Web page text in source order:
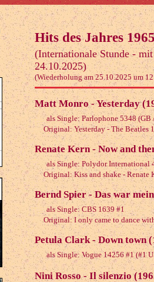
Hits des Jahres
(Internationale Stunde -
24.10.2025)
(Wiederholung am 25.10.2025 um
Matt Monro - Yesterday
als Single: Parlophone 5348 (GB
Original: Yesterday - The Beatles
Renate Kern - Now and
als Single: Polydor International
Original: Kiss and shake - Renate
Bernd Spier - Das war
als Single: CBS 1639 #1
Original: I only came to dance
Petula Clark - Down town
als Single: Vogue 14256 #1 (#1
Nini Rosso - Il silenzio